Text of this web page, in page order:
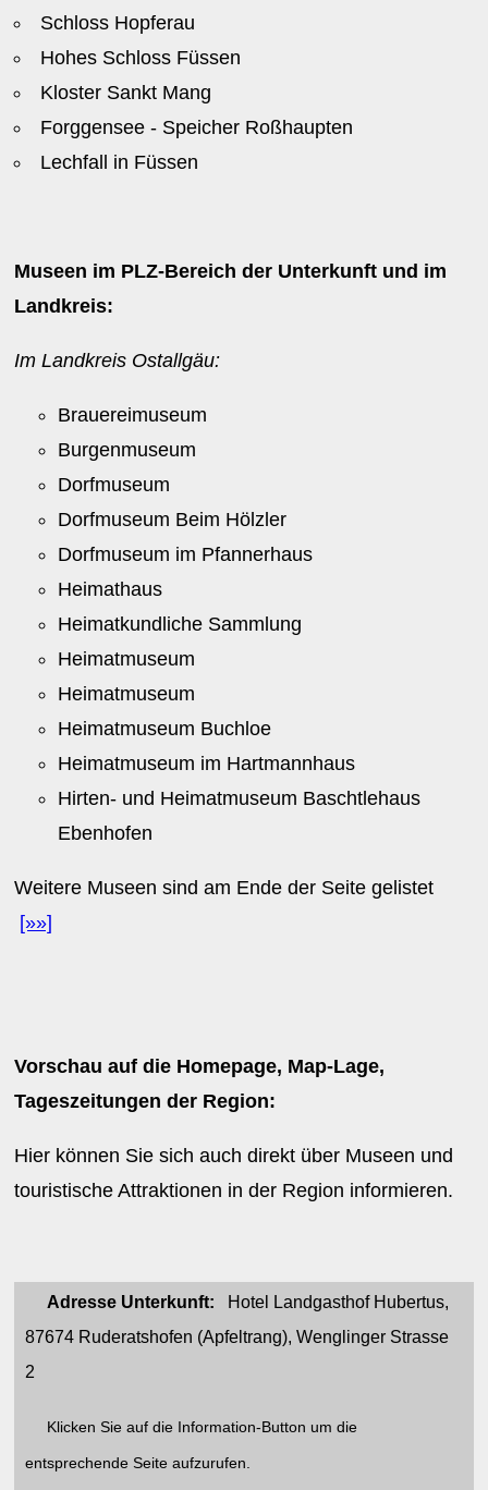
Schloss Hopferau
Hohes Schloss Füssen
Kloster Sankt Mang
Forggensee - Speicher Roßhaupten
Lechfall in Füssen
Museen im PLZ-Bereich der Unterkunft und im
Landkreis:
Im Landkreis Ostallgäu:
Brauereimuseum
Burgenmuseum
Dorfmuseum
Dorfmuseum Beim Hölzler
Dorfmuseum im Pfannerhaus
Heimathaus
Heimatkundliche Sammlung
Heimatmuseum
Heimatmuseum
Heimatmuseum Buchloe
Heimatmuseum im Hartmannhaus
Hirten- und Heimatmuseum Baschtlehaus
Ebenhofen
Weitere Museen sind am Ende der Seite gelistet
[»»]
Vorschau auf die Homepage, Map-Lage,
Tageszeitungen der Region:
Hier können Sie sich auch direkt über Museen und
touristische Attraktionen in der Region informieren.
Adresse Unterkunft: Hotel Landgasthof Hubertus,
87674 Ruderatshofen (Apfeltrang), Wenglinger Strasse
2
Klicken Sie auf die Information-Button um die
entsprechende Seite aufzurufen.